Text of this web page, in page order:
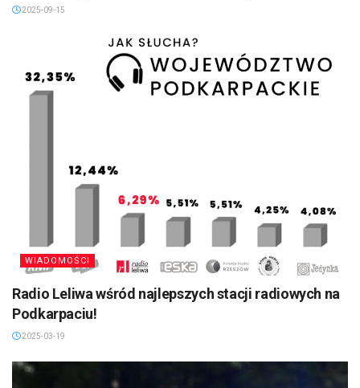
2025-09-15
WIADOMOŚCI
Radio Leliwa wśród najlepszych stacji radiowych na
Podkarpaciu!
2025-03-19